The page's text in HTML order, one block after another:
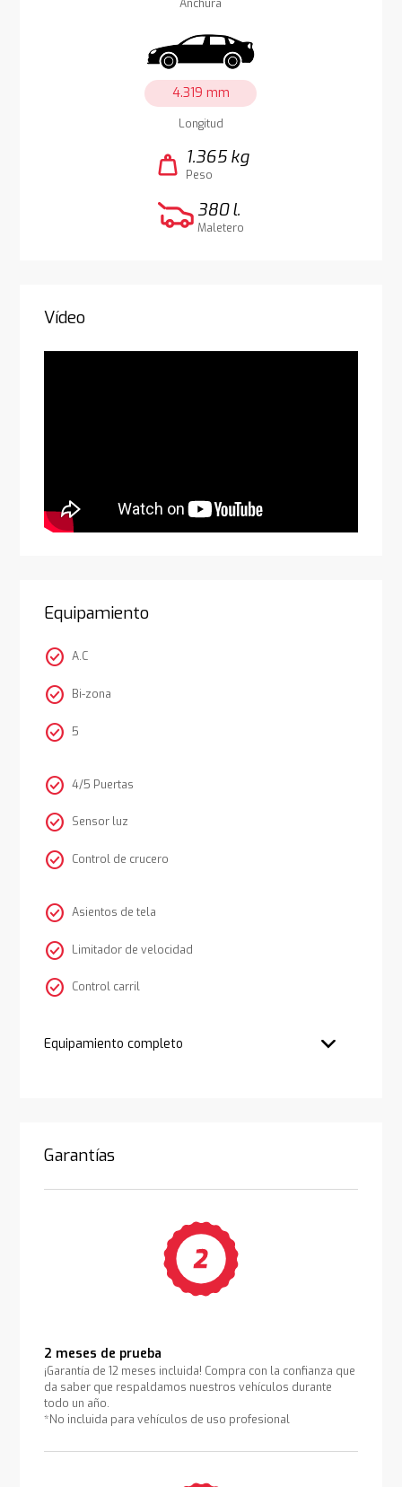
Anchura
4.319 mm
Longitud
weight 1.365 kg
Peso
380 l.
Maletero
Vídeo
Equipamiento
check_circle A.C
check_circle Bi-zona
check_circle 5
check_circle 4/5 Puertas
check_circle Sensor luz
check_circle Control de crucero
check_circle Asientos de tela
check_circle Limitador de velocidad
check_circle Control carril
Equipamiento completo
Garantías
2 meses de prueba
¡Garantía de 12 meses incluida! Compra con la confianza que
da saber que respaldamos nuestros vehículos durante
todo un año.
*No incluida para vehículos de uso profesional